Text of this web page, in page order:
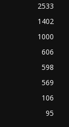
2533
1402
1000
606
598
569
106
95